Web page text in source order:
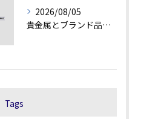
2026/08/05
貴金属とブランド品の価値変動を見極める方法
Tags